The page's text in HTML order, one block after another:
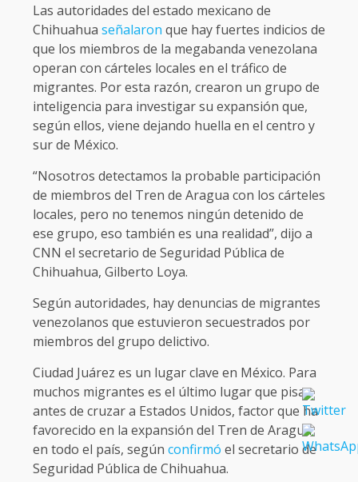
Las autoridades del estado mexicano de
Chihuahua señalaron que hay fuertes indicios de
que los miembros de la megabanda venezolana
operan con cárteles locales en el tráfico de
migrantes. Por esta razón, crearon un grupo de
inteligencia para investigar su expansión que,
según ellos, viene dejando huella en el centro y
sur de México.
“Nosotros detectamos la probable participación
de miembros del Tren de Aragua con los cárteles
locales, pero no tenemos ningún detenido de
ese grupo, eso también es una realidad”, dijo a
CNN el secretario de Seguridad Pública de
Chihuahua, Gilberto Loya.
Según autoridades, hay denuncias de migrantes
venezolanos que estuvieron secuestrados por
miembros del grupo delictivo.
Ciudad Juárez es un lugar clave en México. Para
muchos migrantes es el último lugar que pisan
antes de cruzar a Estados Unidos, factor que ha
favorecido en la expansión del Tren de Aragua
en todo el país, según confirmó el secretario de
Seguridad Pública de Chihuahua.